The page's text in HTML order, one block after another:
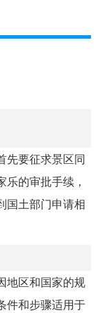
先要征求景区同
的审批手续，
国土部门申请相
地区和国家的规
件和步骤适用于